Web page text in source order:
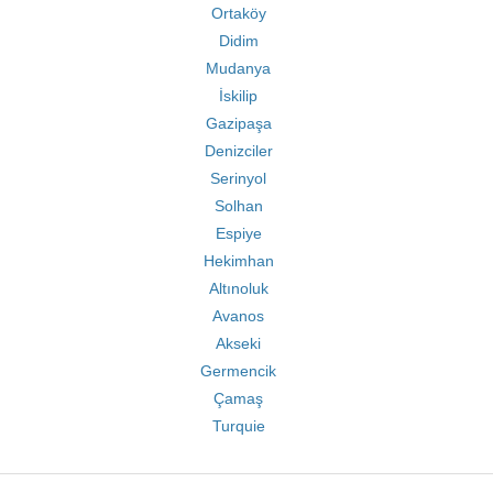
Ortaköy
Didim
Mudanya
İskilip
Gazipaşa
Denizciler
Serinyol
Solhan
Espiye
Hekimhan
Altınoluk
Avanos
Akseki
Germencik
Çamaş
Turquie